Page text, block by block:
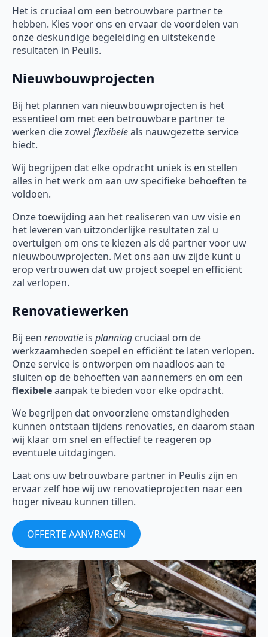
Het is cruciaal om een betrouwbare partner te
hebben. Kies voor ons en ervaar de voordelen van
onze deskundige begeleiding en uitstekende
resultaten in Peulis.
Nieuwbouwprojecten
Bij het plannen van nieuwbouwprojecten is het
essentieel om met een betrouwbare partner te
werken die zowel flexibeleals nauwgezette service
biedt.
Wij begrijpen dat elke opdracht uniek is en stellen
alles in het werk om aan uw specifieke behoeften te
voldoen.
Onze toewijding aan het realiseren van uw visie en
het leveren van uitzonderlijke resultaten zal u
overtuigen om ons te kiezen als dé partner voor uw
nieuwbouwprojecten. Met ons aan uw zijde kunt u
erop vertrouwen dat uw project soepel en efficiënt
zal verlopen.
Renovatiewerken
Bij een renovatie is planning cruciaal om de
werkzaamheden soepel en efficiënt te laten verlopen.
Onze service is ontworpen om naadloos aan te
sluiten op de behoeften van aannemers en om een
flexibeleaanpak te bieden voor elke opdracht.
We begrijpen dat onvoorziene omstandigheden
kunnen ontstaan tijdens renovaties, en daarom staan
wij klaar om snel en effectief te reageren op
eventuele uitdagingen.
Laat ons uw betrouwbare partner in Peulis zijn en
ervaar zelf hoe wij uw renovatieprojecten naar een
hoger niveau kunnen tillen.
OFFERTE AANVRAGEN